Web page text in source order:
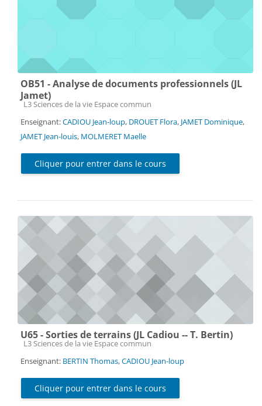
OB51 - Analyse de documents professionnels (JL
Jamet)
Catégorie de cours
L3 Sciences de la vie Espace commun
Enseignant:CADIOU Jean-loup, DROUET Flora, JAMET Dominique,
JAMET Jean-louis, MOLMERET Maelle
Cliquer pour entrer dans le cours
U65 - Sorties de terrains (JL Cadiou -- T. Bertin)
Catégorie de cours
L3 Sciences de la vie Espace commun
Enseignant: BERTIN Thomas,CADIOU Jean-loup
Cliquer pour entrer dans le cours